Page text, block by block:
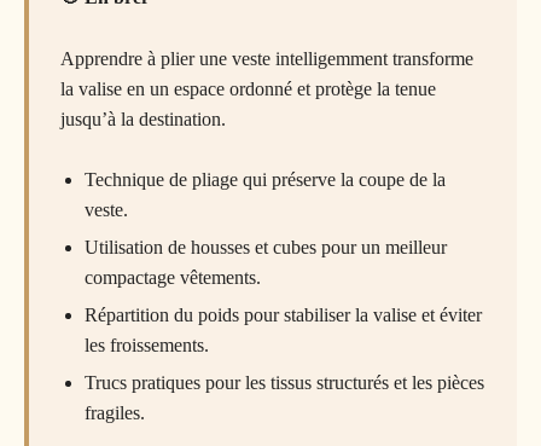
Apprendre à plier une veste intelligemment transforme
la valise en un espace ordonné et protège la tenue
jusqu’à la destination.
Technique de pliage qui préserve la coupe de la
veste.
Utilisation de housses et cubes pour un meilleur
compactage vêtements.
Répartition du poids pour stabiliser la valise et éviter
les froissements.
Trucs pratiques pour les tissus structurés et les pièces
fragiles.